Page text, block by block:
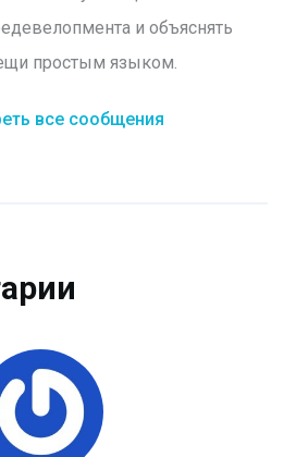
и объяснять
простым языком.
все сообщения